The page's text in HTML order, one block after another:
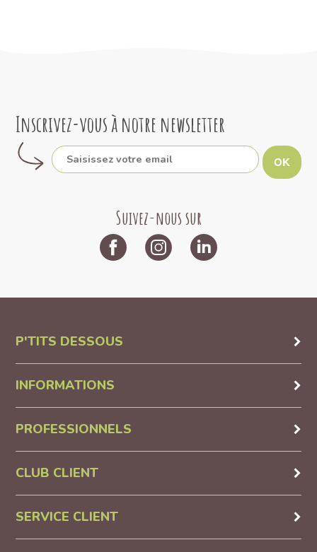
Inscrivez-vous à notre newsletter
OK
Suivez-nous sur
P'TITS DESSOUS
INFORMATIONS
PROFESSIONNELS
CLUB CLIENT
SERVICE CLIENT